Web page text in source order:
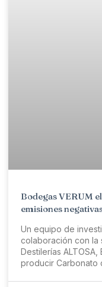
Bodegas VERUM
emisiones
Un equipo de
colaboración con la
Destilerías
producir Carbonato